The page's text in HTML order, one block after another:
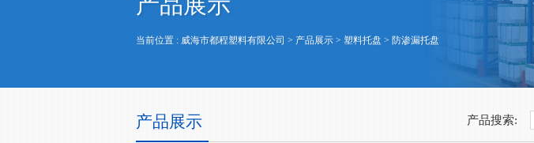
当前位置 : 威海市都程塑料有限公司 > 产品展示 > 塑料托盘 > 防渗漏托盘
产品展示 产品搜索: